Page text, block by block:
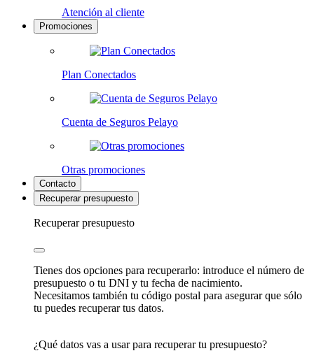
Atención al cliente
Promociones
Plan Conectados
Cuenta de Seguros Pelayo
Otras promociones
Contacto
Recuperar presupuesto
Recuperar presupuesto
Tienes dos opciones para recuperarlo: introduce el número de
presupuesto o tu DNI y tu fecha de nacimiento.
Necesitamos también tu código postal para asegurar que sólo
tu puedes recuperar tus datos.
¿Qué datos vas a usar para recuperar tu presupuesto?